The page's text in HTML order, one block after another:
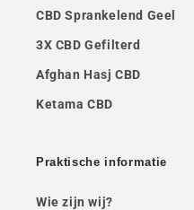
CBD Sprankelend Geel
3X CBD Gefilterd
Afghan Hasj CBD
Ketama CBD
Praktische informatie
Wie zijn wij?